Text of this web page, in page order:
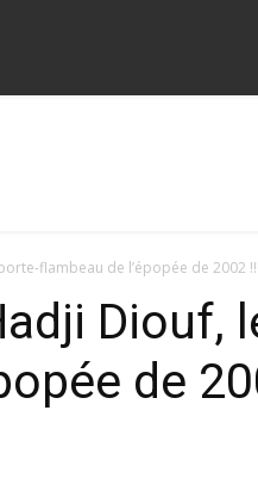
flambeau de l’épopée de 2002 !!!
Diouf,
de